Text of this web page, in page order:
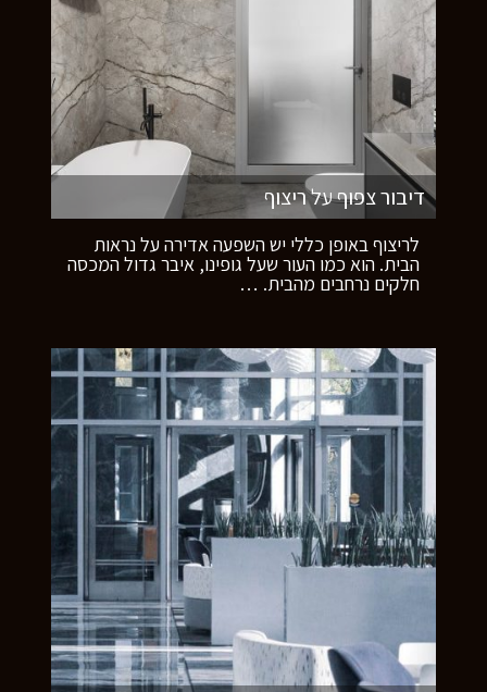
דיבור צפוף על ריצוף
לריצוף באופן כללי יש השפעה אדירה על נראות
הבית. הוא כמו העור שעל גופינו, איבר גדול המכסה
חלקים נרחבים מהבית. …